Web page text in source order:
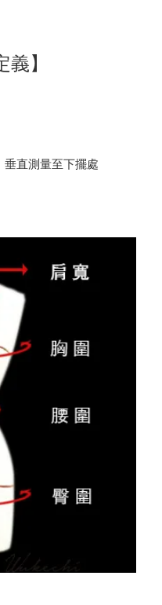
】
垂直測量至下擺處